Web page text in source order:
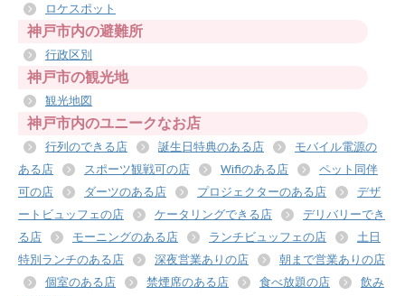
ロケスポット
神戸市内の避難所
行政区別
神戸市の観光地
観光地図
神戸市内のユニークなお店
行列のできる店 誕生日特典のある店
モバイル電源の
ある店
スポーツ観戦可の店 Wifiのある店
ペット同伴
可の店
ダーツのある店 プロジェクターのある店
デザ
ートビュッフェの店
ケータリングできる店
デリバリーでき
る店
モーニングのある店 ランチビュッフェの店
土日
特別ランチのある店
深夜営業ありの店
朝まで営業ありの店
個室のある店
禁煙席のある店 食べ放題の店
飲み